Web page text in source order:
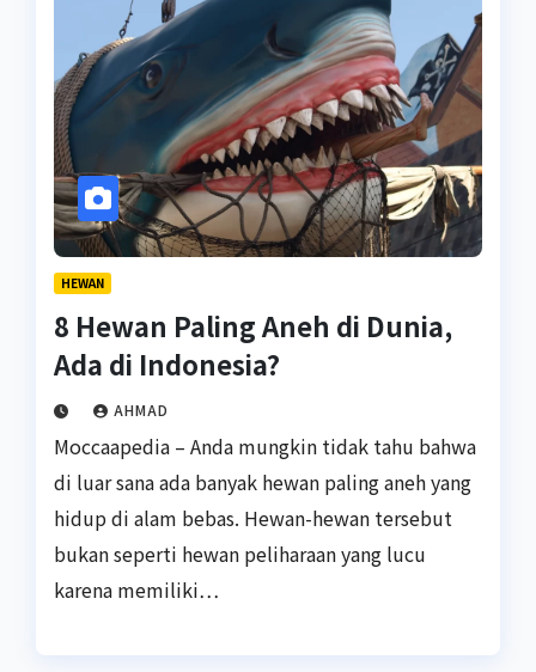
HEWAN
8 Hewan Paling Aneh di Dunia,
Ada di Indonesia?
AHMAD
Moccaapedia – Anda mungkin tidak tahu bahwa
di luar sana ada banyak hewan paling aneh yang
hidup di alam bebas. Hewan-hewan tersebut
bukan seperti hewan peliharaan yang lucu
karena memiliki…